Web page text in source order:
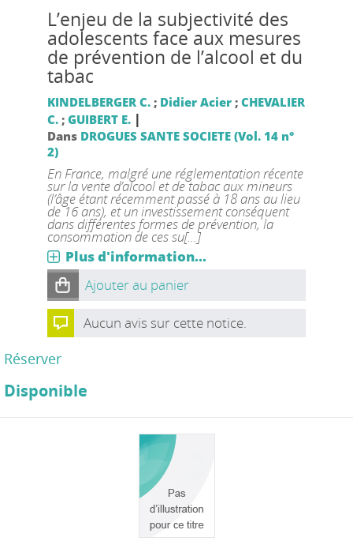
L’enjeu de la subjectivité des
adolescents face aux mesures
de prévention de l’alcool et du
tabac
KINDELBERGER C.; Didier Acier; CHEVALIER
C.; GUIBERT E. |
Dans DROGUES SANTE SOCIETE (Vol. 14 n°
2)
En France, malgré une réglementation récente
sur la vente d’alcool et de tabac aux mineurs
(l’âge étant récemment passé à 18 ans au lieu
de 16 ans), et un investissement conséquent
dans différentes formes de prévention, la
consommation de ces su[...]
Plus d'information...
Ajouter au panier
Aucun avis sur cette notice.
Réserver
Disponible